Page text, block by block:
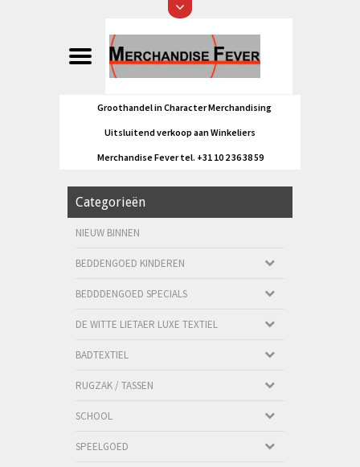
Groothandel in Character Merchandising
Uitsluitend verkoop aan Winkeliers
Merchandise Fever tel. +31 10 2 36 38 59
Categorieën
NIEUW BINNEN
BEDDENGOED KINDEREN
BEDDDENGOED SPECIALS
DE WITTE LIETAER LUXE TEXTIEL
BADTEXTIEL
RUGZAK / TASSEN
SCHOOL
SPEELGOED